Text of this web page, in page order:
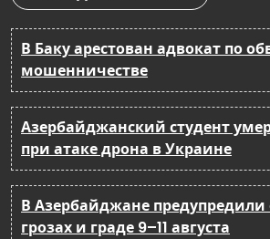
В Баку арестован адвокат по
мошенничестве
Азербайджанский студент
при атаке дрона в Украине
В Азербайджане предупредили
грозах и граде 9–11 августа